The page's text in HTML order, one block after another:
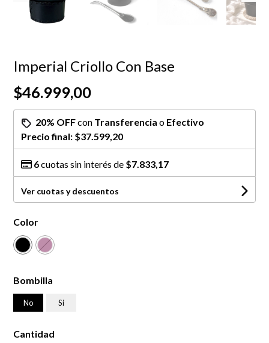
Imperial Criollo Con Base
$46.999,00
20% OFFcon Transferencia o Efectivo
Precio final: $37.599,20
6cuotas sin interés de $7.833,17
Ver cuotas y descuentos
Color
Bombilla
No Si
Cantidad